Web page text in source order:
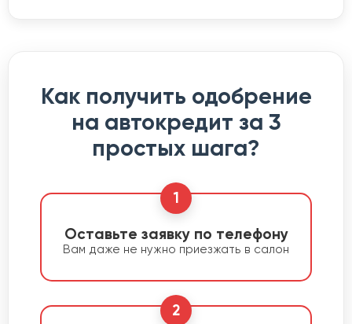
Как получить одобрение
на автокредит за 3
простых шага?
1
Оставьте заявку по телефону
Вам даже не нужно приезжать в салон
2